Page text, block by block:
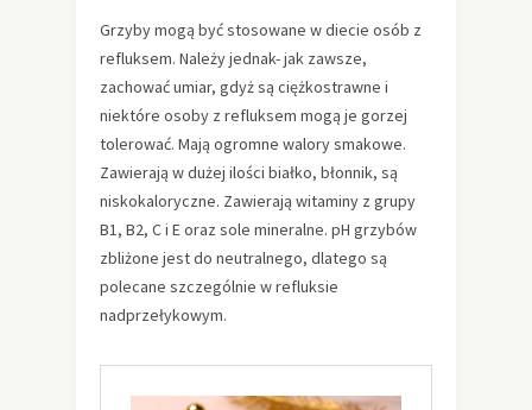
Grzyby mogą być stosowane w diecie osób z
refluksem. Należy jednak- jak zawsze,
zachować umiar, gdyż są ciężkostrawne i
niektóre osoby z refluksem mogą je gorzej
tolerować. Mają ogromne walory smakowe.
Zawierają w dużej ilości białko, błonnik, są
niskokaloryczne. Zawierają witaminy z grupy
B1, B2, C i E oraz sole mineralne. pH grzybów
zbliżone jest do neutralnego, dlatego są
polecane szczególnie w refluksie
nadprzełykowym.